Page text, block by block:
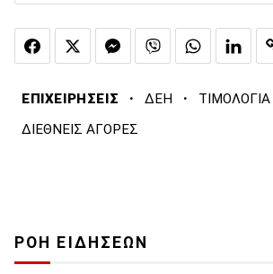
ΕΠΙΧΕΙΡΗΣΕΙΣ · ΔΕΗ ·
ΔΙΕΘΝΕΙΣ ΑΓΟΡΕΣ
ΡΟΗ ΕΙΔΗΣΕΩΝ